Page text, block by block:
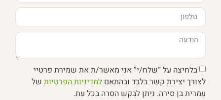
בלחיצה על “שלח/י” אני מאשר/ת את שמירת פרטיי
לצורך יצירת קשר בלבד ובהתאםלמדיניות הפרטיות של
עמרית בן סירה. ניתן לבקש הסרה בכל עת.